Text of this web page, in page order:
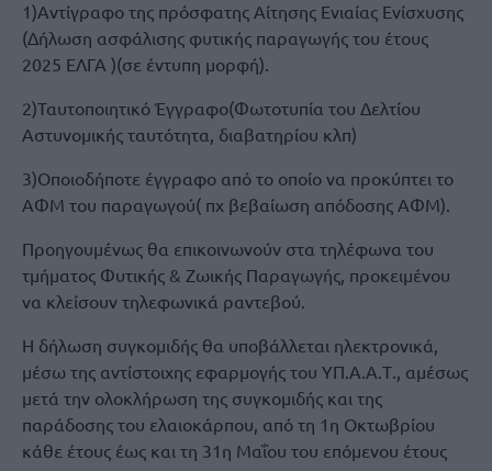
1)Αντίγραφο της πρόσφατης Αίτησης Ενιαίας Ενίσχυσης
(Δήλωση ασφάλισης φυτικής παραγωγής του έτους
2025 ΕΛΓΑ )(σε έντυπη μορφή).
2)Ταυτοποιητικό Έγγραφο(Φωτοτυπία του Δελτίου
Αστυνομικής ταυτότητα, διαβατηρίου κλπ)
3)Οποιοδήποτε έγγραφο από το οποίο να προκύπτει το
ΑΦΜ του παραγωγού( πχ βεβαίωση απόδοσης ΑΦΜ).
Προηγουμένως θα επικοινωνούν στα τηλέφωνα του
τμήματος Φυτικής & Ζωικής Παραγωγής, προκειμένου
να κλείσουν τηλεφωνικά ραντεβού.
Η δήλωση συγκομιδής θα υποβάλλεται ηλεκτρονικά,
μέσω της αντίστοιχης εφαρμογής του ΥΠ.Α.Α.Τ., αμέσως
μετά την ολοκλήρωση της συγκομιδής και της
παράδοσης του ελαιοκάρπου, από τη 1η Οκτωβρίου
κάθε έτους έως και τη 31η Μαΐου του επόμενου έτους